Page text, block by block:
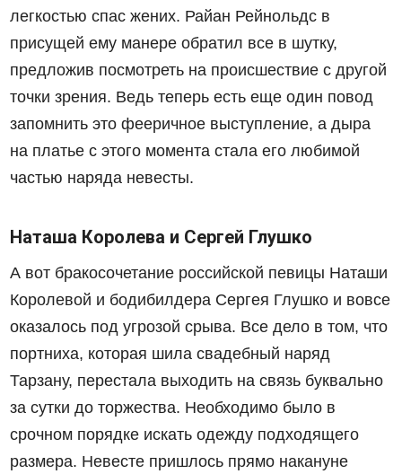
легкостью спас жених. Райан Рейнольдс в
присущей ему манере обратил все в шутку,
предложив посмотреть на происшествие с другой
точки зрения. Ведь теперь есть еще один повод
запомнить это фееричное выступление, а дыра
на платье с этого момента стала его любимой
частью наряда невесты.
Наташа Королева и Сергей Глушко
А вот бракосочетание российской певицы Наташи
Королевой и бодибилдера Сергея Глушко и вовсе
оказалось под угрозой срыва. Все дело в том, что
портниха, которая шила свадебный наряд
Тарзану, перестала выходить на связь буквально
за сутки до торжества. Необходимо было в
срочном порядке искать одежду подходящего
размера. Невесте пришлось прямо накануне